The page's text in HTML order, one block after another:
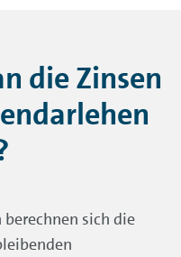
die Zinsen
sich die